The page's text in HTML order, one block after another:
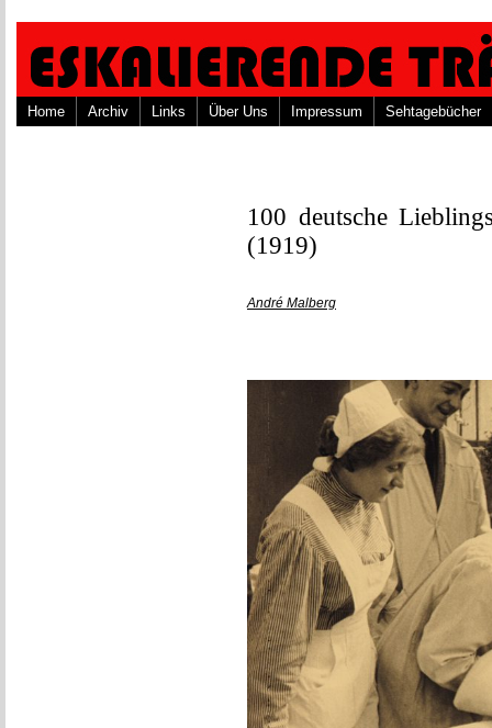
Home Archiv Links Über Uns Impressum Sehtagebücher
100 deutsche
(1919)
André Malberg